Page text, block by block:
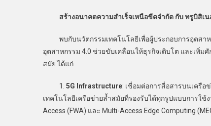
สร้างอนาคตความสำเร็จเหนือขีดจำกัด กับ ทรูบิสิเ
พบกับนวัตกรรมเทคโนโลยีเพื่อผู้ประกอบการอุตสาหก
อุตสาหกรรม 4.0 ช่วยขับเคลื่อนให้ธุรกิจเติบโต และเพิ่
สมัย ได้แก่
1. 5G Infrastructure: เชื่อมต่อการสื่อสารบนเครือ
เทคโนโลยีเครือข่ายล้ำสมัยที่รองรับได้ทุกรูปแบบการใช้
Access (FWA) และ Multi-Access Edge Computing